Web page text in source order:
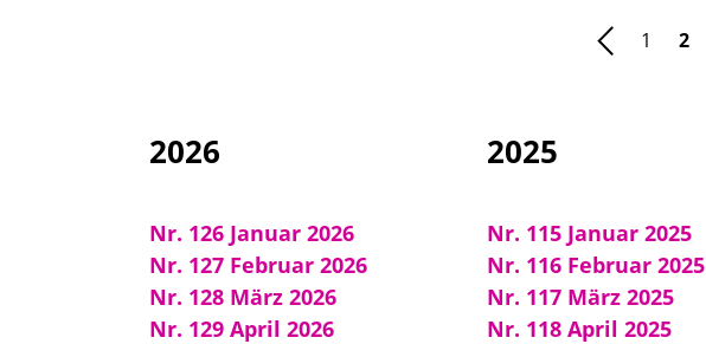
1 2
2026
Nr. 126 Januar 2026
Nr. 127 Februar 2026
Nr. 128 März 2026
Nr. 129 April 2026
2025
Nr. 115 Januar 2025
Nr. 116 Februar 2025
Nr. 117 März 2025
Nr. 118 April 2025